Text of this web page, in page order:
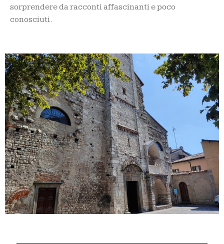
sorprendere da racconti affascinanti e poco
conosciuti.